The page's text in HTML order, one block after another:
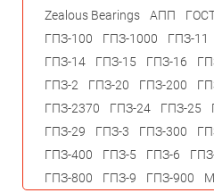
Zealous Bearings
АПП
ГПЗ-100
ГПЗ-1000 ГПЗ-11
ГПЗ-14
ГПЗ-15 ГПЗ-16
ГПЗ-2
ГПЗ-20 ГПЗ-200
ГПЗ-2370
ГПЗ-24 ГПЗ-25
ГПЗ-29
ГПЗ-3 ГПЗ-300
ГПЗ-400
ГПЗ-5 ГПЗ-6
ГПЗ-800
ГПЗ-9 ГПЗ-900